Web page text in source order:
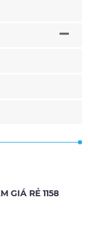
GIÁ RẺ 1158